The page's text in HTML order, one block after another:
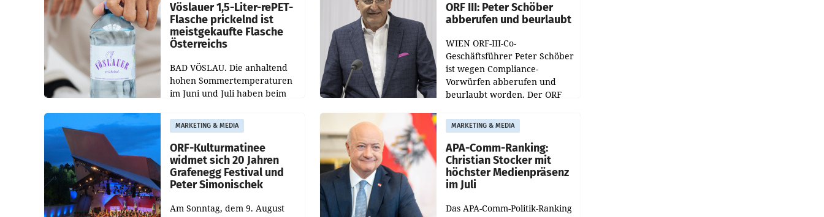
Vöslauer 1,5-Liter-rePET-
Flasche prickelnd ist
meistgekaufte Flasche
Österreichs
BAD VÖSLAU. Die anhaltend
hohen Sommertemperaturen
im Juni und Juli haben beim
Getränkehersteller Vöslauer zu
deutlichen Absatzzuwächsen
geführt. Während
ORF III: Peter Schöber
abberufen und beurlaubt
WIEN ORF-III-Co-
Geschäftsführer Peter Schöber
ist wegen Compliance-
Vorwürfen abberufen und
beurlaubt worden. Der ORF
entsprechende
Medienberichte.
MARKETING & MEDIA
ORF-Kulturmatinee
widmet sich 20 Jahren
Grafenegg Festival und
Peter Simonischek
Am Sonntag, dem 9. August
MARKETING & MEDIA
APA-Comm-Ranking:
Christian Stocker mit
höchster Medienpräsenz
im Juli
Das APA-Comm-Politik-Ranking